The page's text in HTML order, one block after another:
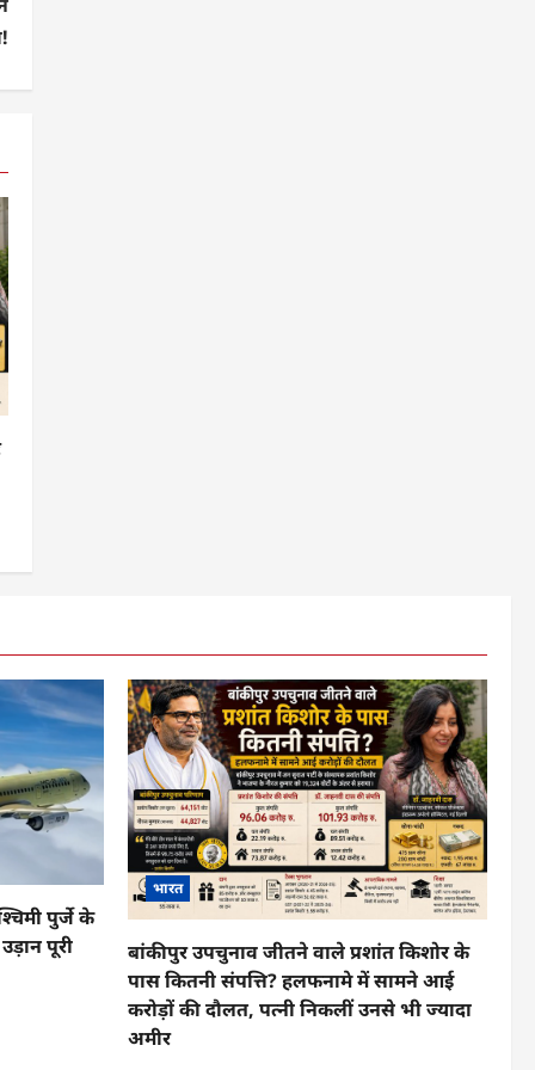
पुर्जे के
पूरी
भारत
बांकीपुर उपचुनाव जीतने वाले प्रशांत किशोर के
पास कितनी संपत्ति? हलफनामे में सामने आई
करोड़ों की दौलत, पत्नी निकलीं उनसे भी ज्यादा
अमीर